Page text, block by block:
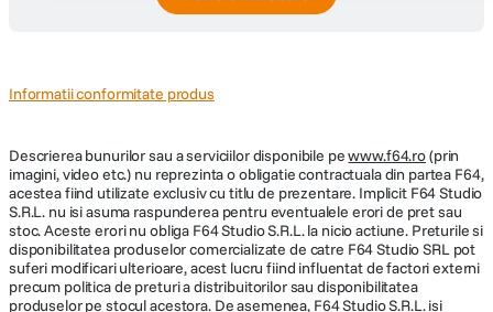
Touchscreen Da
CARACTERISTICI GENERALE:
Suport
inregistrare
Card microSD
GPS Nu
Informatii conformitate produs
Descrierea bunurilor sau a serviciilor disponibile pewww.f64.ro(prin
imagini, video etc.) nu reprezinta o obligatie contractuala din partea F64,
acestea fiind utilizate exclusiv cu titlu de prezentare. Implicit F64 Studio
S.R.L. nu isi asuma raspunderea pentru eventualele erori de pret sau
stoc. Aceste erori nu obliga F64 Studio S.R.L. la nicio actiune. Preturile si
disponibilitatea produselor comercializate de catre F64 Studio SRL pot
suferi modificari ulterioare, acest lucru fiind influentat de factori externi
precum politica de preturi a distribuitorilor sau disponibilitatea
produselor pe stocul acestora. De asemenea, F64 Studio S.R.L. isi